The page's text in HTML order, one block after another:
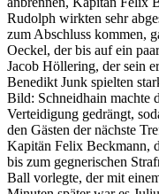
Rudolph wirkten sehr
zum Abschluss kommen,
Oeckel, der bis auf ein
Jacob Höllering, der sein
Benedikt Junk spielten
Bild: Schneidhain machte
Verteidigung gedrängt,
den Gästen der nächste
Kapitän Felix Beckmann,
bis zum gegnerischen
Ball vorlegte, der mit